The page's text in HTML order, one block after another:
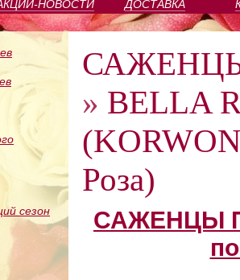
НОВОСТИ ДОСТАВКА
сезон
» BELLA
Роза)
САЖЕНЦЫ